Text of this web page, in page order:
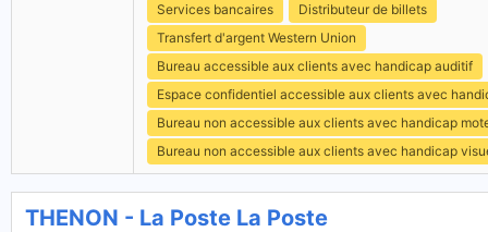
Services bancaires
Distributeur de billets
Transfert d'argent Western Union
Bureau accessible aux clients avec handicap auditif
Espace confidentiel accessible aux clients avec
Bureau non accessible aux clients avec handicap
Bureau non accessible aux clients avec handicap
THENON - La Poste La Poste